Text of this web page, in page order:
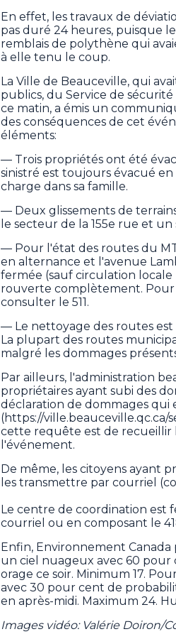
En effet, les travaux de
pas duré 24 heures, puisque
remblais de polythène qui
à elle tenu le coup.
La Ville de Beauceville, qui
publics, du Service de
ce matin, a émis un
des conséquences de cet
éléments:
— Trois propriétés ont été
sinistré est toujours évacué
charge dans sa famille.
— Deux glissements de
le secteur de la 155e rue et un
— Pour l'état des routes du
en alternance et l'avenue
fermée (sauf circulation locale
rouverte complètement.
consulter le 511.
— Le nettoyage des routes est
La plupart des routes
malgré les dommages
Par ailleurs, l'administration
propriétaires ayant subi des
déclaration de dommages qui
(https://
cette requête est de recueillir
l'événement.
De même, les citoyens ayant
les transmettre par courriel
Le centre de coordination est
courriel ou en composant le
Enfin, Environnement
un ciel nuageux avec 60 pour
orage ce soir. Minimum 17.
avec 30 pour cent de
en après-midi. Maximum 24.
Images vidéo: Valérie Doiron/